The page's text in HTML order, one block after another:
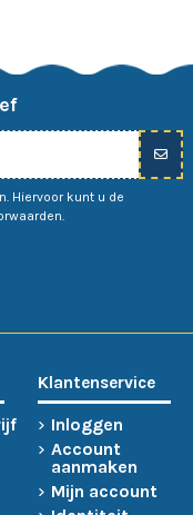
Hiervoor kunt u de
Klantenservice
Inloggen
Account
aanmaken
Mijn account